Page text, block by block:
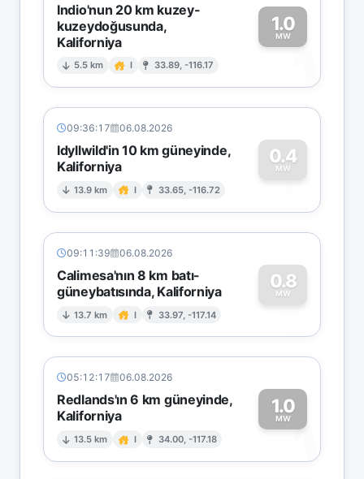
Indio'nun 20 km kuzey-
kuzeydoğusunda,
Kaliforniya
5.5 km I 33.89, -116.17
1.0
MW
1
09:36:17 06.08.2026
Idyllwild'in 10 km güneyinde,
Kaliforniya
13.9 km I 33.65, -116.72
0.4
MW
0
09:11:39 06.08.2026
Calimesa'nın 8 km batı-
güneybatısında, Kaliforniya
13.7 km I 33.97, -117.14
0.8
MW
0
05:12:17 06.08.2026
Redlands'ın 6 km güneyinde,
Kaliforniya
13.5 km I 34.00, -117.18
1.0
MW1